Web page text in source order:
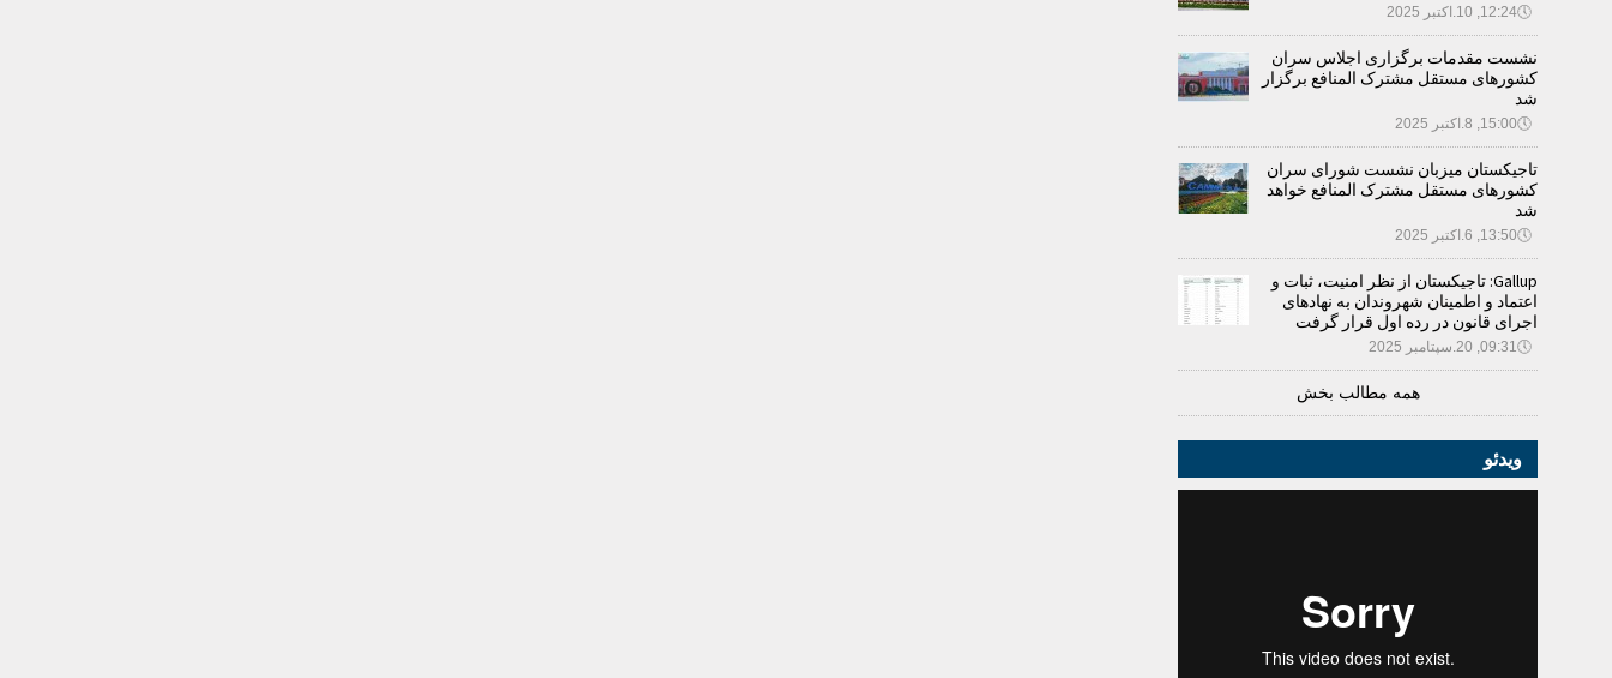
🕔12:24, 10.اکتبر 2025
نشست مقدمات برگزاری اجلاس سران
کشورهای مستقل مشترک المنافع برگزار
شد
🕔15:00, 8.اکتبر 2025
تاجیکستان میزبان نشست شورای سران
کشورهای مستقل مشترک المنافع خواهد
شد
🕔13:50, 6.اکتبر 2025
Gallup: تاجیکستان از نظر امنیت، ثبات و
اعتماد و اطمینان شهروندان به نهادهای
اجرای قانون در رده اول قرار گرفت
🕔09:31, 20.سپتامبر 2025
همه مطالب بخش
ویدئو